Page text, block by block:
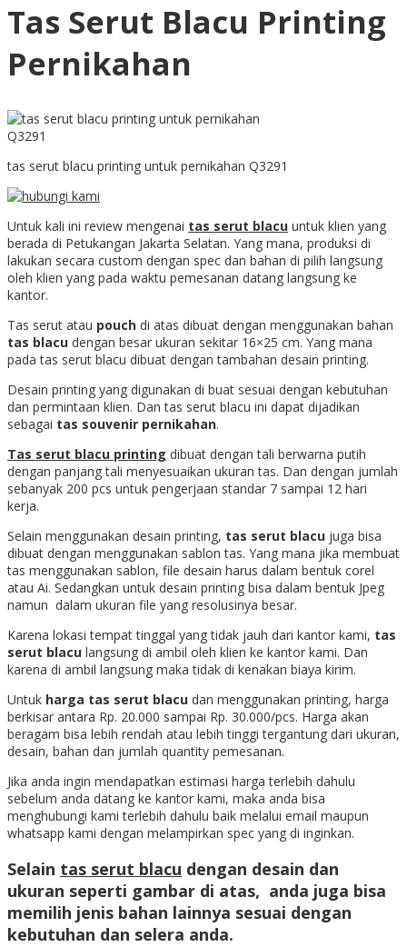
Tas Serut Blacu Printing
Pernikahan
tas serut blacu printing untuk pernikahan Q3291
Untuk kali ini review mengenai tas serut blacu untuk klien yang
berada di Petukangan Jakarta Selatan. Yang mana, produksi di
lakukan secara custom dengan spec dan bahan di pilih langsung
oleh klien yang pada waktu pemesanan datang langsung ke
kantor.
Tas serut atau pouch di atas dibuat dengan menggunakan bahan
tas blacu dengan besar ukuran sekitar 16×25 cm. Yang mana
pada tas serut blacu dibuat dengan tambahan desain printing.
Desain printing yang digunakan di buat sesuai dengan kebutuhan
dan permintaan klien. Dan tas serut blacu ini dapat dijadikan
sebagai tas souvenir pernikahan.
Tas serut blacu printing dibuat dengan tali berwarna putih
dengan panjang tali menyesuaikan ukuran tas. Dan dengan jumlah
sebanyak 200 pcs untuk pengerjaan standar 7 sampai 12 hari
kerja.
Selain menggunakan desain printing, tas serut blacu juga bisa
dibuat dengan menggunakan sablon tas. Yang mana jika membuat
tas menggunakan sablon, file desain harus dalam bentuk corel
atau Ai. Sedangkan untuk desain printing bisa dalam bentuk Jpeg
namun dalam ukuran file yang resolusinya besar.
Karena lokasi tempat tinggal yang tidak jauh dari kantor kami, tas
serut blacu langsung di ambil oleh klien ke kantor kami. Dan
karena di ambil langsung maka tidak di kenakan biaya kirim.
Untuk harga tas serut blacu dan menggunakan printing, harga
berkisar antara Rp. 20.000 sampai Rp. 30.000/pcs. Harga akan
beragam bisa lebih rendah atau lebih tinggi tergantung dari ukuran,
desain, bahan dan jumlah quantity pemesanan.
Jika anda ingin mendapatkan estimasi harga terlebih dahulu
sebelum anda datang ke kantor kami, maka anda bisa
menghubungi kami terlebih dahulu baik melalui email maupun
whatsapp kami dengan melampirkan spec yang di inginkan.
Selain tas serut blacu dengan desain dan
ukuran seperti gambar di atas, anda juga bisa
memilih jenis bahan lainnya sesuai dengan
kebutuhan dan selera anda.